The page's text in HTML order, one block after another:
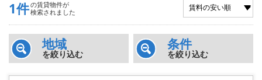
書類DL & 入居者さまへ
家族で住むならマンション？賃家？
一人暮らしの物件特集
1件の賃貸物件が
検索されました
地域
を絞り込む
条件
を絞り込む